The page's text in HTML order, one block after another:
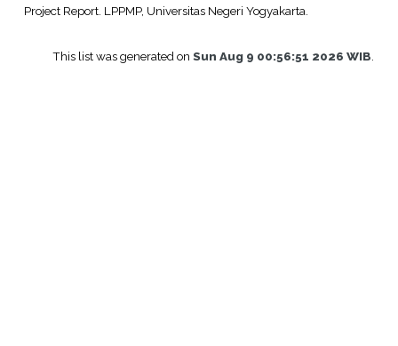
Project Report. LPPMP, Universitas Negeri Yogyakarta.
This list was generated onSun Aug 9 00:56:51 2026 WIB